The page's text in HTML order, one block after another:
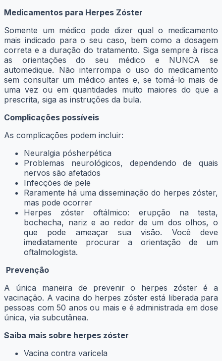
Medicamentos para Herpes Zóster
Somente um médico pode dizer qual o medicamento
mais indicado para o seu caso, bem como a dosagem
correta e a duração do tratamento. Siga sempre à risca
as orientações do seu médico e NUNCA se
automedique. Não interrompa o uso do medicamento
sem consultar um médico antes e, se tomá-lo mais de
uma vez ou em quantidades muito maiores do que a
prescrita, siga as instruções da bula.
Complicações possíveis
As complicações podem incluir:
Neuralgia pósherpética
Problemas neurológicos, dependendo de quais
nervos são afetados
Infecções de pele
Raramente há uma disseminação do herpes zóster,
mas pode ocorrer
Herpes zóster oftálmico: erupção na testa,
bochecha, nariz e ao redor de um dos olhos, o
que pode ameaçar sua visão. Você deve
imediatamente procurar a orientação de um
oftalmologista.
Prevenção
A única maneira de prevenir o herpes zóster é a
vacinação. A vacina do herpes zóster está liberada para
pessoas com 50 anos ou mais e é administrada em dose
única, via subcutânea.
Saiba mais sobre herpes zóster
Vacina contra varicela